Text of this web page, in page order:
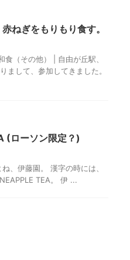
ねぎをもりもり食す。
（その他） | 自由が丘駅、
まして、参加してきました。
(ローソン限定？)
、伊藤園。 漢字の時には、
TEA。 伊 ...